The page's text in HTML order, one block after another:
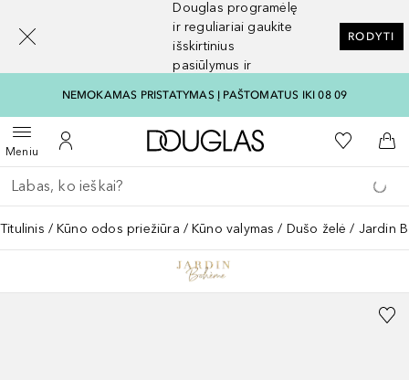
Douglas programėlę
ir reguliariai gaukite
išskirtinius
pasiūlymus ir
RODYTI
NEMOKAMAS PRISTATYMAS Į PAŠTOMATUS IKI 08 09
MeniuAtidaryti meniuĮ mano paskyrą
Į Douglas pagrindinį
Į mano
Į
Grįžk atgal
Vykdykite paiešką
Titulinis Kūno odos priežiūra Kūno valymas Dušo želė Jardin
[navigation.slideout.screenreader]